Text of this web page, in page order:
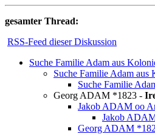
gesamter Thread:
RSS-Feed dieser Diskussion
Suche Familie Adam aus
Suche Familie Adam
Suche Familie
Georg ADAM *1823 -
Jakob ADAM oo
Jakob
Georg ADAM